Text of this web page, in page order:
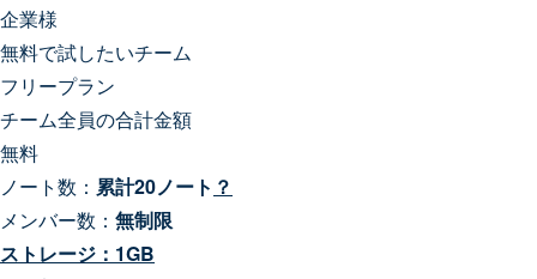
企業様
無料で試したいチーム
フリープラン
チーム全員の合計金額
無料
ノート数： 累計20ノート ？
メンバー数： 無制限
ストレージ：1GB